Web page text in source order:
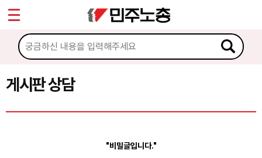
게시판 상담
"비밀글입니다."
마이페이지
소개
소식
노동상담
Sketchbook5, 스케치북5
Sketchbook5, 스케치북5